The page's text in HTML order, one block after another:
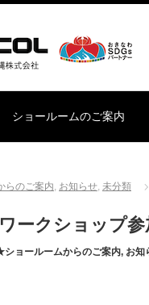
ショールームのご案内
らのご案内, お知らせ, 未分類
ークショップ参
ョールームからのご案内, お知